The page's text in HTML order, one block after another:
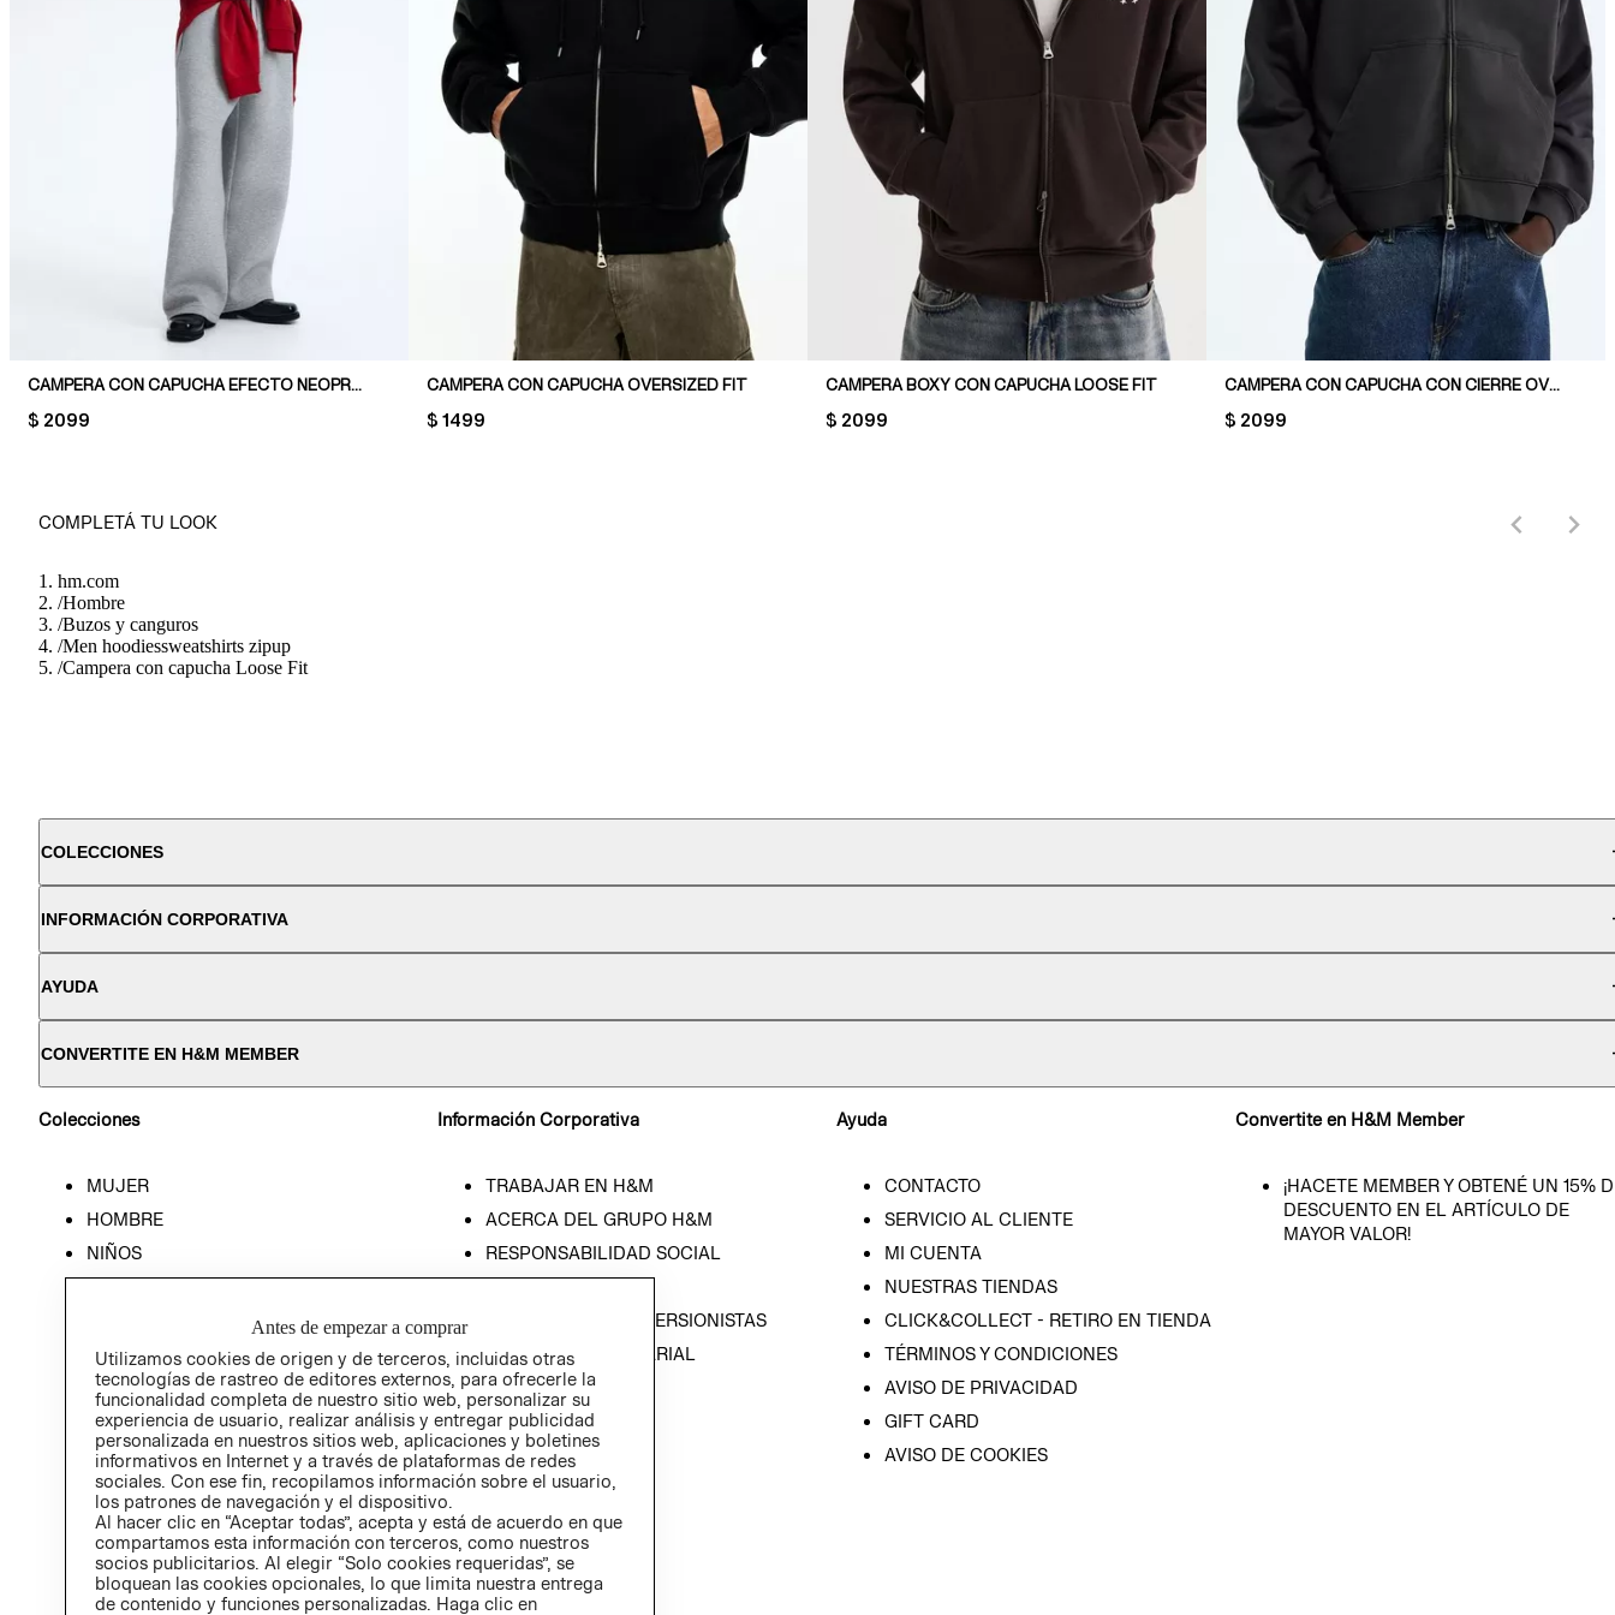
CAMPERA CON CAPUCHA EFECTO NEOPRENO LOOSE FIT
PRICE:
$ 2099
CAMPERA CON CAPUCHA OVERSIZED FIT
PRICE:
$ 1499
CAMPERA BOXY CON CAPUCHA LOOSE FIT
PRICE:
$ 2099
CAMPERA CON CAPUCHA CON CIERRE OVERSIZED FIT
PRICE:
$ 2099
COMPLETÁ TU LOOK
hm.com
/Hombre
/Buzos y canguros
/Men hoodiessweatshirts zipup
/Campera con capucha Loose Fit
COLECCIONES
INFORMACIÓN CORPORATIVA
AYUDA
CONVERTITE EN H&M MEMBER
Colecciones
MUJER
HOMBRE
NIÑOS
Información Corporativa
TRABAJAR EN H&M
ACERCA DEL GRUPO H&M
RESPONSABILIDAD SOCIAL
RELACIÓN CON INVERSIONISTAS
POLÍTICA EMPRESARIAL
Ayuda
CONTACTO
SERVICIO AL CLIENTE
MI CUENTA
NUESTRAS TIENDAS
CLICK&COLLECT - RETIRO EN TIENDA
TÉRMINOS Y CONDICIONES
AVISO DE PRIVACIDAD
GIFT CARD
AVISO DE COOKIES
Convertite en H&M Member
¡HACETE MEMBER Y OBTENÉ UN 15%
DESCUENTO EN EL ARTÍCULO DE
MAYOR VALOR!
Antes de empezar a comprar
Utilizamos cookies de origen y de terceros, incluidas otras
tecnologías de rastreo de editores externos, para ofrecerle la
funcionalidad completa de nuestro sitio web, personalizar su
experiencia de usuario, realizar análisis y entregar publicidad
personalizada en nuestros sitios web, aplicaciones y boletines
informativos en Internet y a través de plataformas de redes
sociales. Con ese fin, recopilamos información sobre el usuario,
los patrones de navegación y el dispositivo.
Al hacer clic en “Aceptar todas”, acepta y está de acuerdo en que
compartamos esta información con terceros, como nuestros
socios publicitarios. Al elegir “Solo cookies requeridas”, se
bloquean las cookies opcionales, lo que limita nuestra entrega
de contenido y funciones personalizadas. Haga clic en